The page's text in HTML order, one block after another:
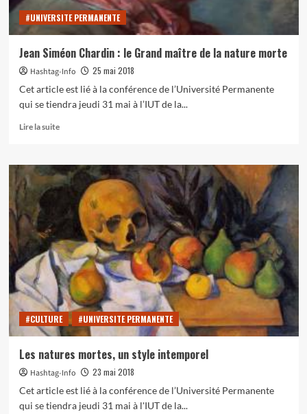
nature
morte
#UNIVERSITE PERMANENTE
Jean Siméon Chardin : le Grand maître de la nature morte
Hashtag-Info
25 mai 2018
Cet article est lié à la conférence de l’Université Permanente
qui se tiendra jeudi 31 mai à l’IUT de la...
Lire la suiteEn
sur
Jean
Siméon
Chardin
Grand
maître
de
la
nature
morte
#CULTURE #UNIVERSITE PERMANENTE
Les natures mortes, un style intemporel
Hashtag-Info
23 mai 2018
Cet article est lié à la conférence de l’Université Permanente
qui se tiendra jeudi 31 mai à l'IUT de la...